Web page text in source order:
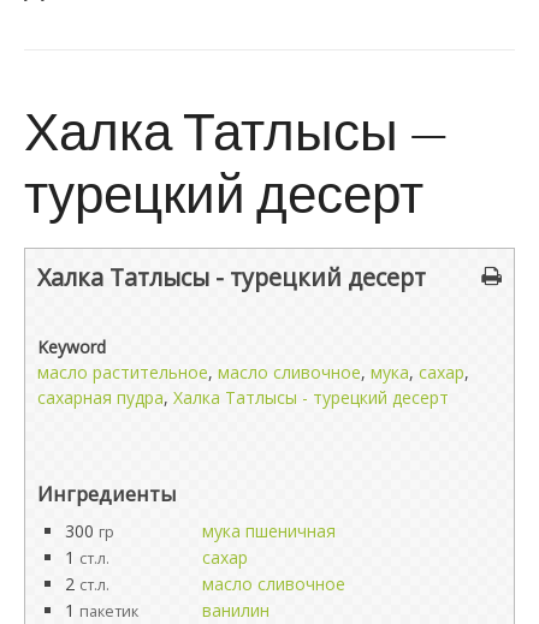
Халка Татлысы —
турецкий десерт
Халка Татлысы - турецкий десерт
Keyword
масло растительное, масло сливочное, мука, сахар,
сахарная пудра, Халка Татлысы - турецкий десерт
Ингредиенты
300 гр
мука пшеничная
1 ст.л.
сахар
2 ст.л.
масло сливочное
1 пакетик
ванилин